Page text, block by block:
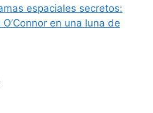
espaciales secretos:
en una luna de